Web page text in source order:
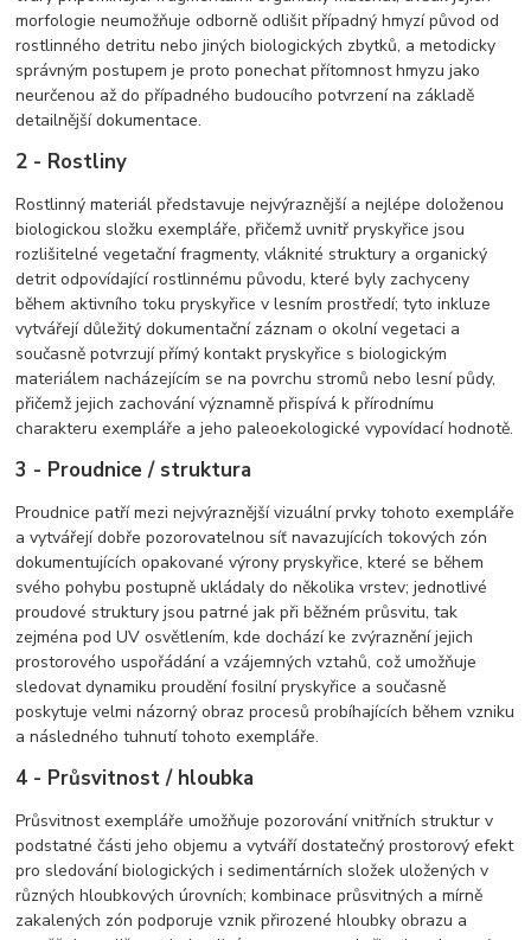
morfologie neumožňuje odborně odlišit případný hmyzí původ od
rostlinného detritu nebo jiných biologických zbytků, a metodicky
správným postupem je proto ponechat přítomnost hmyzu jako
neurčenou až do případného budoucího potvrzení na základě
detailnější dokumentace.
2 - Rostliny
Rostlinný materiál představuje nejvýraznější a nejlépe doloženou
biologickou složku exempláře, přičemž uvnitř pryskyřice jsou
rozlišitelné vegetační fragmenty, vláknité struktury a organický
detrit odpovídající rostlinnému původu, které byly zachyceny
během aktivního toku pryskyřice v lesním prostředí; tyto inkluze
vytvářejí důležitý dokumentační záznam o okolní vegetaci a
současně potvrzují přímý kontakt pryskyřice s biologickým
materiálem nacházejícím se na povrchu stromů nebo lesní půdy,
přičemž jejich zachování významně přispívá k přírodnímu
charakteru exempláře a jeho paleoekologické vypovídací hodnotě.
3 - Proudnice / struktura
Proudnice patří mezi nejvýraznější vizuální prvky tohoto exempláře
a vytvářejí dobře pozorovatelnou síť navazujících tokových zón
dokumentujících opakované výrony pryskyřice, které se během
svého pohybu postupně ukládaly do několika vrstev; jednotlivé
proudové struktury jsou patrné jak při běžném průsvitu, tak
zejména pod UV osvětlením, kde dochází ke zvýraznění jejich
prostorového uspořádání a vzájemných vztahů, což umožňuje
sledovat dynamiku proudění fosilní pryskyřice a současně
poskytuje velmi názorný obraz procesů probíhajících během vzniku
a následného tuhnutí tohoto exempláře.
4 - Průsvitnost / hloubka
Průsvitnost exempláře umožňuje pozorování vnitřních struktur v
podstatné části jeho objemu a vytváří dostatečný prostorový efekt
pro sledování biologických i sedimentárních složek uložených v
různých hloubkových úrovních; kombinace průsvitných a mírně
zakalených zón podporuje vznik přirozené hloubky obrazu a